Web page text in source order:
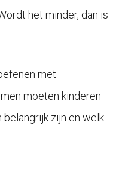
het minder, dan is
met
moeten kinderen
zijn en welk